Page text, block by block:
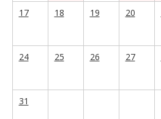
17
18 19 20
24 25 26 27
31